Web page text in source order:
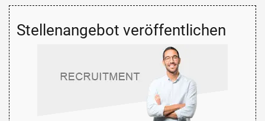
Stellenangebot veröffentlichen